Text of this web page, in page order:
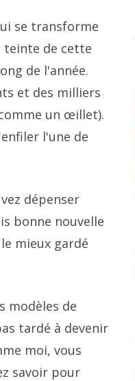
se transforme
teinte de cette
de l'année.
et des milliers
un œillet).
l'une de
dépenser
bonne nouvelle
mieux gardé
modèles de
tardé à devenir
moi, vous
savoir pour